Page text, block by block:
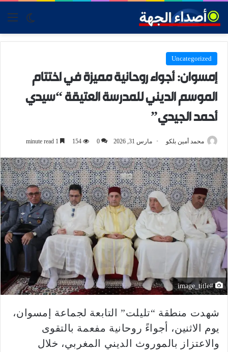
skin
Uncategorized
إمسوان: أجواء روحانية مميزة في اختتام
الموسم الديني للمدرسة العتيقة “سيدي
أحمد الجيدي”
محمد أمين بلكو مارس 31, 2026 0
154
#image_title
شهدت منطقة “تليلت” التابعة لجماعة إمسوان،
يوم الاثنين، أجواءً روحانية مفعمة بالتقوى
والاعتزاز بالموروث الديني المغربي، خلال